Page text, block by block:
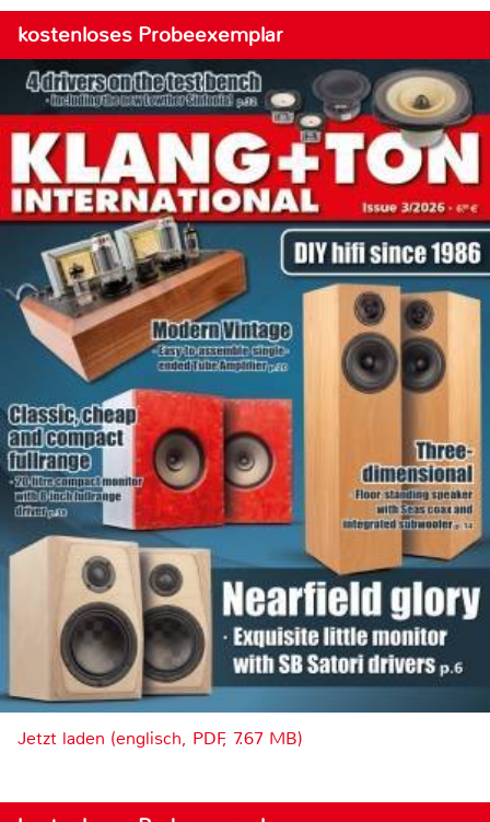
kostenloses Probeexemplar
Jetzt laden (englisch, PDF, 7.67 MB)